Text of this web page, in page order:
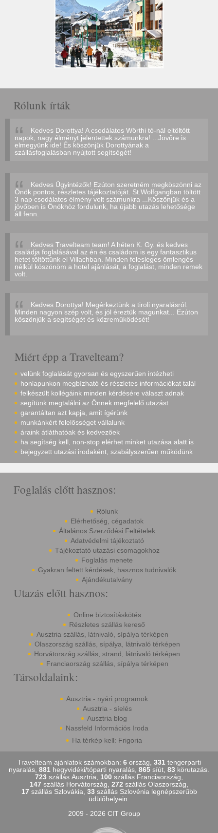
Rólunk írták
Kedves Dorottya! A csodálatos Wörthi tó-nál eltöltött
napok, nagy élményt jelentettek számunkra! ...Jövőre is
elmegyünk ide! És köszönjük Dorottyának a
szállásfoglalásban nyújtott segítségét!
Kedves Ügyintézők! Ezúton szeretném megköszönni az
Önök pontos, részletes tájékoztatóját. St.Wolfgangban töltött
3 nap csodálatos élmény volt számunkra ...Köszönjük és a
jövőben is Önökhöz fordulunk, ha újabb utazás lehetősége
áll fenn.
Kedves Travelteam team! A héten K. Gy. és kedves
családja foglalásával az én és családom is egy fantasztikus
hetet töltöttünk el Villachban. Minden felesleges ömlengés
nélkül köszönöm a hotel ajánlását, a foglalást, minden remek
volt.
Kedves Dorottya! Megérkeztünk a tiroli nyaralásról.
Minden nagyon szép volt, és jól éreztük magunkat... Ezúton
köszönjük a segítségét és közreműködését!
Miért épp a Travelteam?
velünk foglalását gyorsan és egyszerűen intézheti
honlapunkon megbízható és részletes információkat talál
felkészült kollégáink minden kérdésére választ adnak
segítünk megtalálni az Önnek megfelelő utazást
garantáltan azt kapja, amit ígérünk
munkánkért felelősséget vállalunk
áraink átláthatóak és kedvezőek
ha segítség kell, non-stop elérhet minket utazása alatt is
bejegyzett utazási irodaként, szabályszerűen működünk
Foglalás előtt hasznos:
Rólunk
Elérhetőség, cégadatok
Általános Szerződési Feltételek
Adatvédelmi tájékoztató
Tájékoztató utazási csomagokhoz
Foglalás menete
Gyakran feltett kérdések, hasznos tudnivalók
Ajándékutalvány
Utazás előtt hasznos:
Online biztosításkötés
Részletes szállás kereső
Ausztria szállás, látnivaló, sípálya térképen
Olaszország szállás, sípálya, látnivaló térképen
Horvátország szállás, strand, látnivaló térképen
Franciaország szállás, sípálya térképen
Társoldalaink:
Ausztria - nyári programok
Ausztria - síelés
Ausztria blog
Nassfeld Információs Iroda
Ha térkép kell: Frigoria
Travelteam ajánlatok számokban: 6ország, 331tengerparti
nyaralás, 881 hegyvidéki/tóparti nyaralás, 865 síút, 83 körutazás.
723 szállás Ausztria, 100 szállás Franciaország,
147 szállás Horvátország, 272 szállás Olaszország,
17 szállás Szlovákia, 33 szállás Szlovénia legnépszerűbb
üdülőhelyein.
2009 - 2026 CIT Group